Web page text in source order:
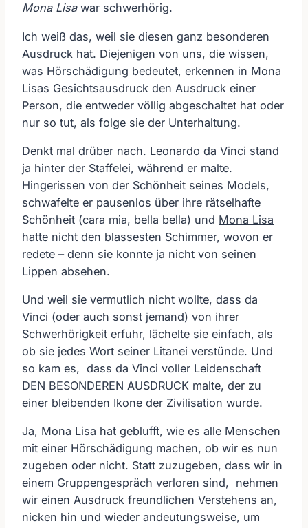
Mona Lisawar schwerhörig.
Ich weiß das, weil sie diesen ganz besonderen
Ausdruck hat. Diejenigen von uns, die wissen,
was Hörschädigung bedeutet, erkennen in Mona
Lisas Gesichtsausdruck den Ausdruck einer
Person, die entweder völlig abgeschaltet hat oder
nur so tut, als folge sie der Unterhaltung.
Denkt mal drüber nach. Leonardo da Vinci stand
ja hinter der Staffelei, während er malte.
Hingerissen von der Schönheit seines Models,
schwafelte er pausenlos über ihre rätselhafte
Schönheit (cara mia, bella bella) und Mona Lisa
hatte nicht den blassesten Schimmer, wovon er
redete – denn sie konnte ja nicht von seinen
Lippen absehen.
Und weil sie vermutlich nicht wollte, dass da
Vinci (oder auch sonst jemand) von ihrer
Schwerhörigkeit erfuhr, lächelte sie einfach, als
ob sie jedes Wort seiner Litanei verstünde. Und
so kam es, dass da Vinci voller Leidenschaft
DEN BESONDEREN AUSDRUCK malte, der zu
einer bleibenden Ikone der Zivilisation wurde.
Ja, Mona Lisa hat geblufft, wie es alle Menschen
mit einer Hörschädigung machen, ob wir es nun
zugeben oder nicht. Statt zuzugeben, dass wir in
einem Gruppengespräch verloren sind, nehmen
wir einen Ausdruck freundlichen Verstehens an,
nicken hin und wieder andeutungsweise, um